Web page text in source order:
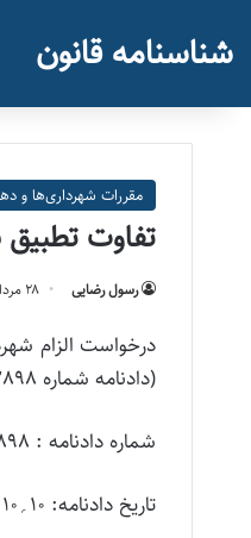
شناسنامه قانون
مقررات شهرداری‌ها و
تفاوت
رسول رضایی ۲۸ مرداد‌ماه ۱۴۰۰
درخواست الزام
(دادنامه شماره 2898 مورخ 10/10/1398 هیئت عمومی دیوان عدالت اداری)
شماره دادنامه : 2898
تاریخ دادنامه: 10؍10؍1398